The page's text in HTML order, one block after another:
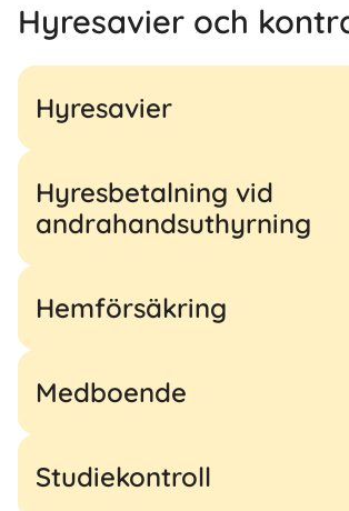
Hyresavier och
Hyresavier
Hyresbetalning vid
andrahandsuthyrning
Hemförsäkring
Medboende
Studiekontroll